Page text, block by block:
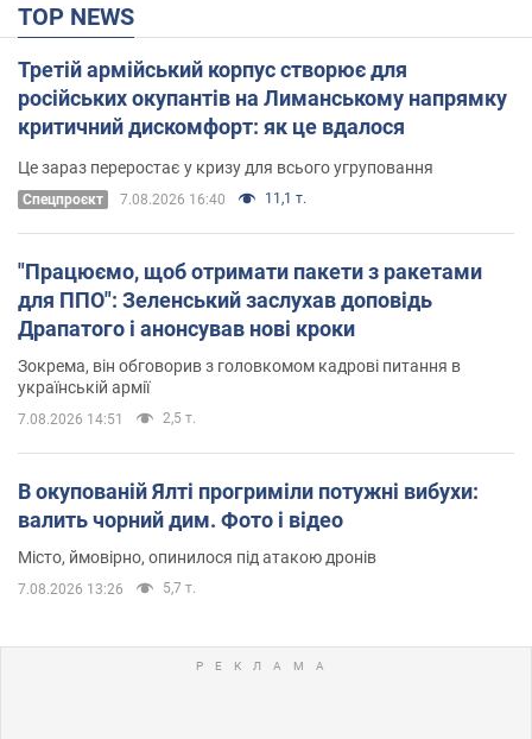
TOP NEWS
Третій армійський корпус створює для
російських окупантів на Лиманському напрямку
критичний дискомфорт: як це вдалося
Це зараз переростає у кризу для всього угруповання
Cпецпроєкт 7.08.2026 16:40 11,1 т.
"Працюємо, щоб отримати пакети з ракетами
для ППО": Зеленський заслухав доповідь
Драпатого і анонсував нові кроки
Зокрема, він обговорив з головкомом кадрові питання в
українській армії
7.08.2026 14:51 2,5 т.
В окупованій Ялті прогриміли потужні вибухи:
валить чорний дим. Фото і відео
Місто, ймовірно, опинилося під атакою дронів
7.08.2026 13:26 5,7 т.